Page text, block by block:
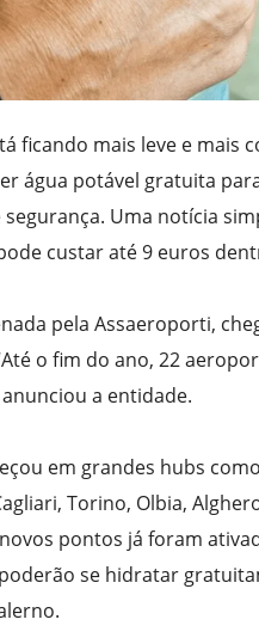
ficando mais leve e
água potável gratuita
Uma notícia
custar até 9 euros
pela Assaeroporti,
o fim do ano, 22
a entidade.
em grandes hubs
Torino, Olbia,
pontos já foram
se hidratar